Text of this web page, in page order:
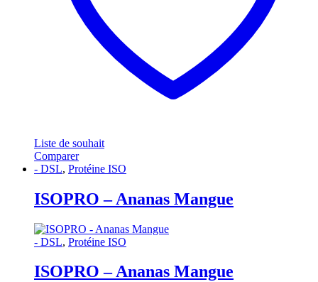
Liste de souhait
Comparer
- DSL, Protéine ISO
ISOPRO – Ananas Mangue
- DSL, Protéine ISO
ISOPRO – Ananas Mangue